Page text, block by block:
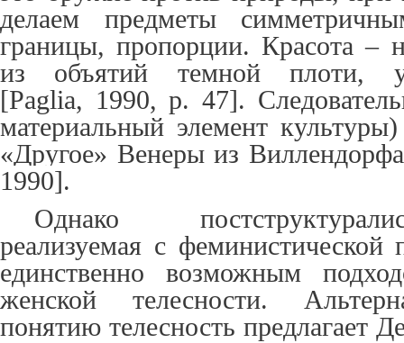
делаем предметы
границы, пропорции. Красота –
из объятий темной плоти,
[Paglia, 1990, p. 47].
материальный элемент культуры)
«Другое» Венеры из
1990].
Однако
реализуемая cфеминистической
единственно возможным
женской телесности.
понятию телесность предлагает